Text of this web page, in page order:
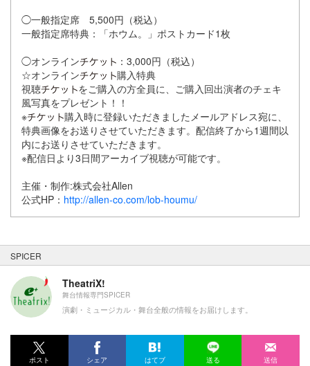
◯一般指定席 5,500円（税込）
一般指定席特典：「ホウム。」ポストカード1枚
◯オンライン
：3,000円（税込）
☆オンライン
購入特典
視聴
をご購入の方全員に、ご購入回出演者のチェキ
風写真をプレゼント！！
※
購入時に登録いただきましたメールアドレス宛に、
特典画像をお送りさせていただきます。配信終了から1週間以
内にお送りさせていただきます。
※配信日より3日間アーカイブ視聴が可能です。
主催・制作:株式会社Allen
公式HP： http://allen-co.com/lob-houmu/
SPICER
TheatriX!
舞台情報専門SPICER
演劇・ミュージカル・舞台全般の情報をお届けします。
ポスト シェア はてブ 送る 送信